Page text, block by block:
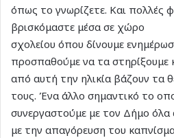
όπως το γνωρίζετε. Και πολλές
βρισκόμαστε μέσα σε χώρο
σχολείου όπου δίνουμε
προσπαθούμε να τα στηρίξουμε
από αυτή την ηλικία βάζουν τα
τους. Ένα άλλο σημαντικό το
συνεργαστούμε με τον Δήμο όλα
με την απαγόρευση του